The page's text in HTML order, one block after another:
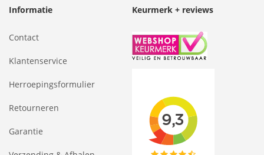
Informatie
Contact
Klantenservice
Herroepingsformulier
Retourneren
Garantie
Keurmerk + reviews